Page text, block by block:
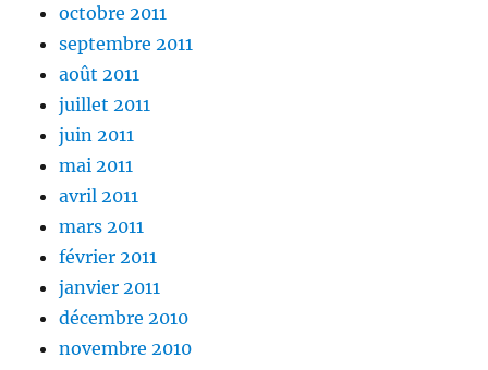
octobre 2011
septembre 2011
août 2011
juillet 2011
juin 2011
mai 2011
avril 2011
mars 2011
février 2011
janvier 2011
décembre 2010
novembre 2010